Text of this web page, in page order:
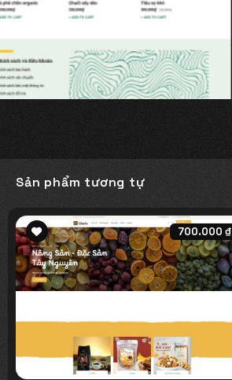
Sản phẩm tương tự
700.000₫
Add to
wishlist